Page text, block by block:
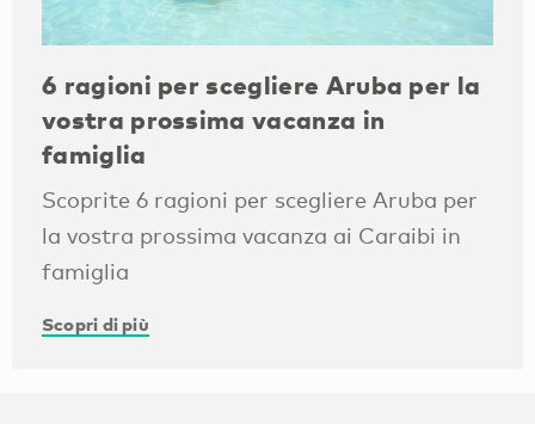
6 ragioni per scegliere Aruba per la
vostra prossima vacanza in
famiglia
Scoprite 6 ragioni per scegliere Aruba per
la vostra prossima vacanza ai Caraibi in
famiglia
Scopri di più